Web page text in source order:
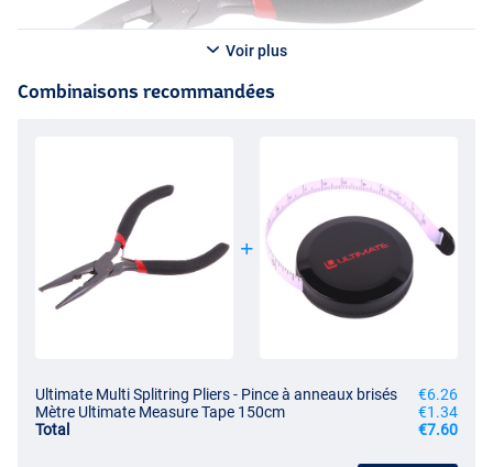
Voir plus
Combinaisons recommandées
Ultimate Multi Splitring Pliers - Pince à anneaux brisés
€6.26
Mètre Ultimate Measure Tape 150cm
€1.34
Total
€7.60